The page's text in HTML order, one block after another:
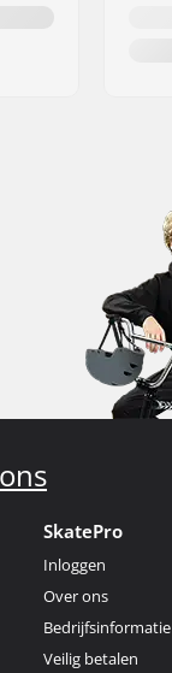
SkatePro
Inloggen
Over ons
Bedrijfsinformatie
Veilig betalen